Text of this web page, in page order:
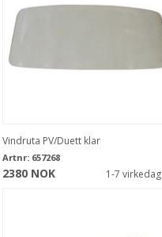
Vindruta PV/Duett klar
Artnr: 657268
2380 NOK 1-7